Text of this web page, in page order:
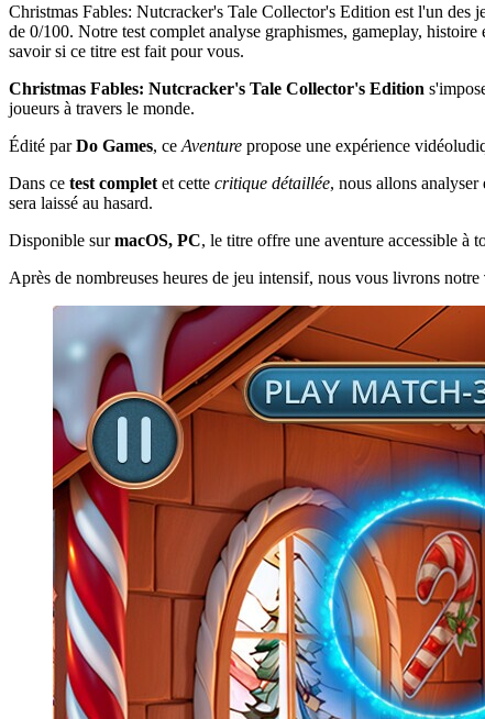
Christmas Fables: Nutcracker's Tale Collector's Edition est l'un des
de 0/100. Notre test complet analyse graphismes, gameplay,
savoir si ce titre est fait pour vous.
Christmas Fables: Nutcracker's Tale Collector's Edition
joueurs à travers le monde.
Édité parDo Games, ce Aventure propose une expérience
Dans ce test complet et cette critique détaillée, nous allons
sera laissé au hasard.
Disponible surmacOS, PC, le titre offre une aventure accessible à
Après de nombreuses heures de jeu intensif, nous vous livrons notre